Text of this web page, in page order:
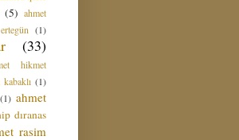
(5) ahmet
(1)
(33)
hikmet
kabaklı (1)
(1) ahmet
dıranas
rasim